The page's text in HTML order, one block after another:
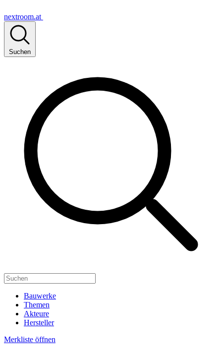
nextroom.at
Suchen
Bauwerke
Themen
Akteure
Hersteller
Merkliste öffnen